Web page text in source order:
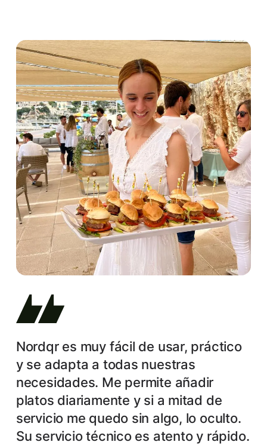
Nordqr es muy fácil de usar, práctico
y se adapta a todas nuestras
necesidades. Me permite añadir
platos diariamente y si a mitad de
servicio me quedo sin algo, lo oculto.
Su servicio técnico es atento y rápido.